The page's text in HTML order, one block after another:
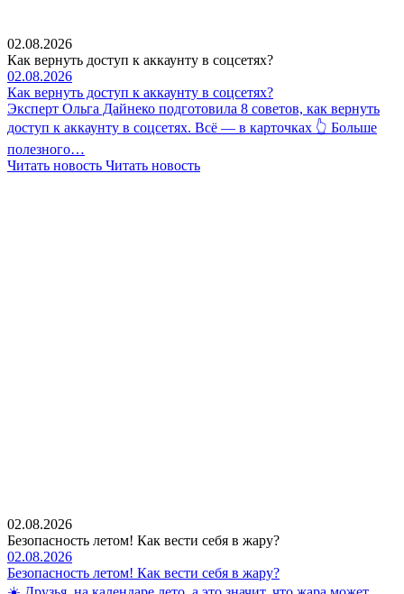
02.08.2026
Как вернуть доступ к аккаунту в соцсетях?
02.08.2026
Как вернуть доступ к аккаунту в соцсетях?
Эксперт Ольга Дайнеко подготовила 8 советов, как вернуть
доступ к аккаунту в соцсетях. Всё — в карточках 👆 Больше
полезного…
Читать новость Читать новость
02.08.2026
Безопасность летом! Как вести себя в жару?
02.08.2026
Безопасность летом! Как вести себя в жару?